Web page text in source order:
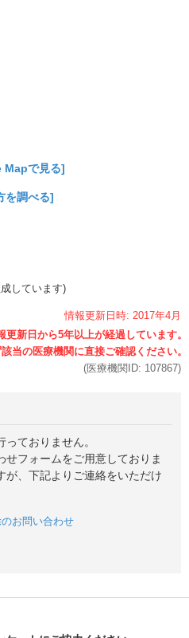
で見る]
を調べる]
しています)
情報更新日時: 2017年4月
(医療機関ID: 107867)
ておりません。
せフォームをご用意しておりま
が、下記よりご連絡をいただけ
お問い合わせ